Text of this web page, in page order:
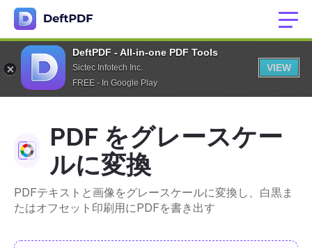
DeftPDF - All-in-one PDF Tools
Sictec Infotech Inc.
FREE - In Google Play
VIEW
PDF をグレースケー
ルに変換
PDFテキストと画像をグレースケールに変換し、白黒ま
たはオフセット印刷用にPDFを書き出す